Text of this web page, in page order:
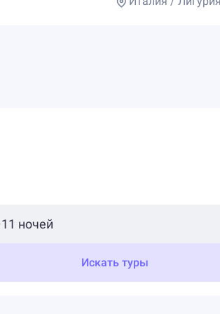
Искать туры